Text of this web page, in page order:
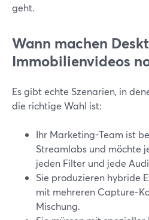
geht.
Wann machen
Immobilienvideos
Es gibt echte Szenarien, in
die richtige Wahl ist:
Ihr Marketing-Team ist
Streamlabs und möchte
jeden Filter und jede
Sie produzieren hybride
mit mehreren Capture-
Mischung.